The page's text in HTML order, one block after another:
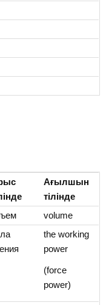
Ағылшын
тілінде
volume
the working
power
(force
power)